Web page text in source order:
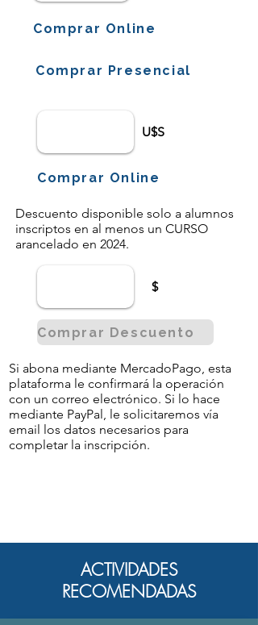
Comprar Online
Comprar Presencial
U$S
Comprar Online
Descuento disponible solo a alumnos
inscriptos en al menos un CURSO
arancelado en 2024.
$
Comprar Descuento
Si abona mediante MercadoPago, esta
plataforma le confirmará la operación
con un correo electrónico. Si lo hace
mediante PayPal, le solicitaremos vía
email los datos necesarios para
completar la inscripción.
ACTIVIDADES
RECOMENDADAS